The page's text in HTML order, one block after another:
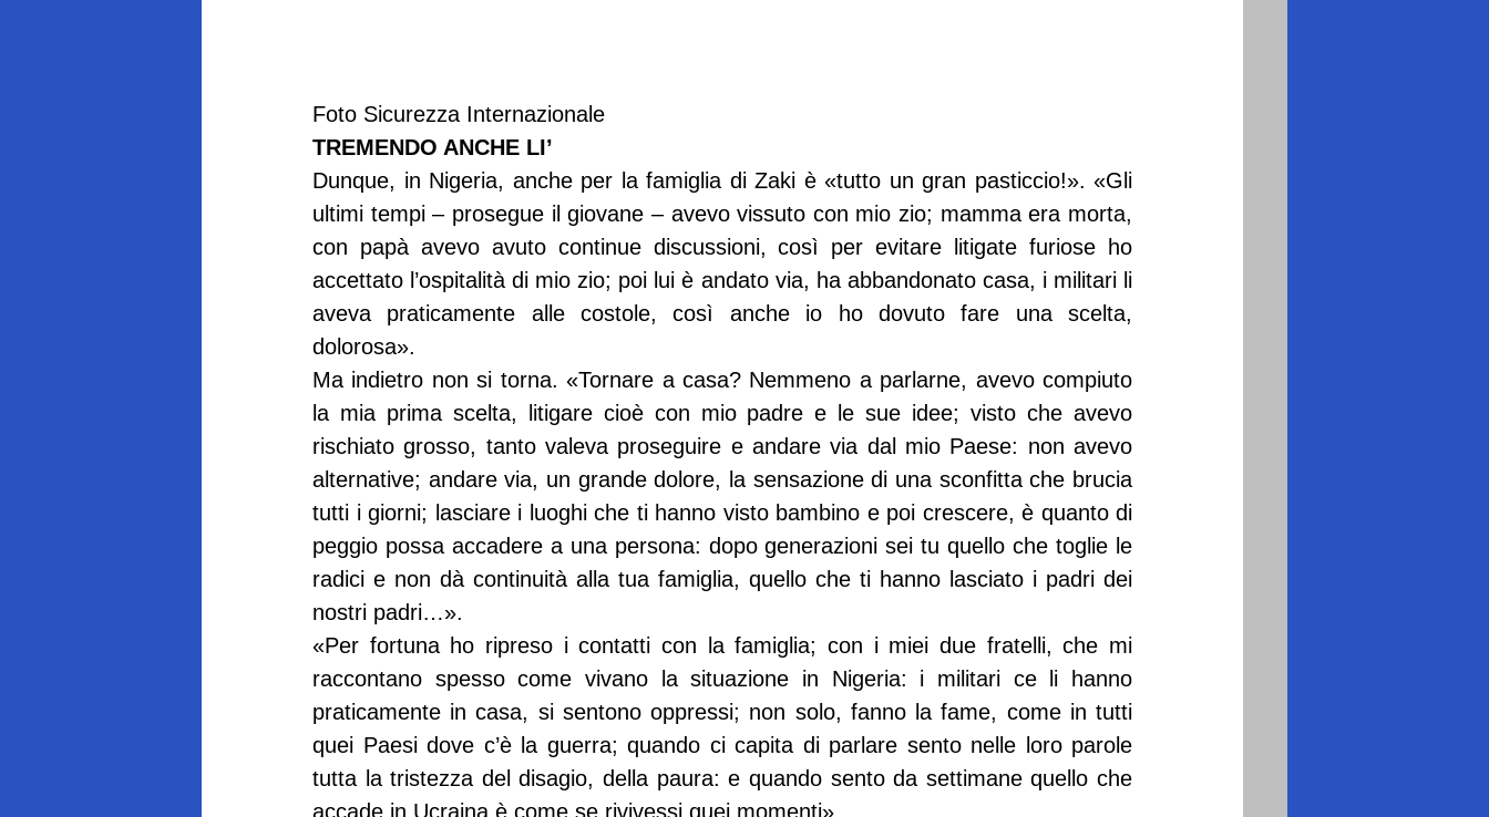
Foto Sicurezza Internazionale
TREMENDO ANCHE LI’
Dunque, in Nigeria, anche per la famiglia di Zaki è «tutto un gran pasticcio!». «Gli
ultimi tempi – prosegue il giovane – avevo vissuto con mio zio; mamma era morta,
con papà avevo avuto continue discussioni, così per evitare litigate furiose ho
accettato l’ospitalità di mio zio; poi lui è andato via, ha abbandonato casa, i militari li
aveva praticamente alle costole, così anche io ho dovuto fare una scelta,
dolorosa».
Ma indietro non si torna. «Tornare a casa? Nemmeno a parlarne, avevo compiuto
la mia prima scelta, litigare cioè con mio padre e le sue idee; visto che avevo
rischiato grosso, tanto valeva proseguire e andare via dal mio Paese: non avevo
alternative; andare via, un grande dolore, la sensazione di una sconfitta che brucia
tutti i giorni; lasciare i luoghi che ti hanno visto bambino e poi crescere, è quanto di
peggio possa accadere a una persona: dopo generazioni sei tu quello che toglie le
radici e non dà continuità alla tua famiglia, quello che ti hanno lasciato i padri dei
nostri padri…».
«Per fortuna ho ripreso i contatti con la famiglia; con i miei due fratelli, che mi
raccontano spesso come vivano la situazione in Nigeria: i militari ce li hanno
praticamente in casa, si sentono oppressi; non solo, fanno la fame, come in tutti
quei Paesi dove c’è la guerra; quando ci capita di parlare sento nelle loro parole
tutta la tristezza del disagio, della paura: e quando sento da settimane quello che
accade in Ucraina è come se rivivessi quei momenti».